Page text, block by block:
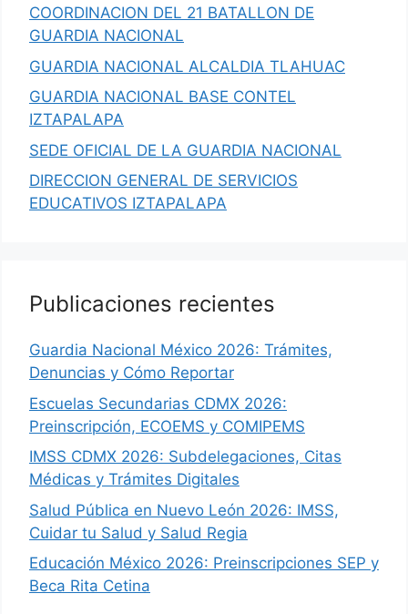
COORDINACION DEL 21 BATALLON DE
GUARDIA NACIONAL
GUARDIA NACIONAL ALCALDIA TLAHUAC
GUARDIA NACIONAL BASE CONTEL
IZTAPALAPA
SEDE OFICIAL DE LA GUARDIA NACIONAL
DIRECCION GENERAL DE SERVICIOS
EDUCATIVOS IZTAPALAPA
Publicaciones recientes
Guardia Nacional México 2026: Trámites,
Denuncias y Cómo Reportar
Escuelas Secundarias CDMX 2026:
Preinscripción, ECOEMS y COMIPEMS
IMSS CDMX 2026: Subdelegaciones, Citas
Médicas y Trámites Digitales
Salud Pública en Nuevo León 2026: IMSS,
Cuidar tu Salud y Salud Regia
Educación México 2026: Preinscripciones SEP y
Beca Rita Cetina